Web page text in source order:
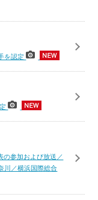
を認定
の参加および放送／
川／横浜国際総合